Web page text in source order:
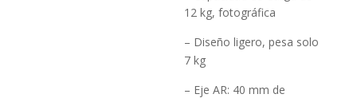
12 kg, fotográfica
– Diseño ligero, pesa solo
7 kg
– Eje AR: 40 mm de